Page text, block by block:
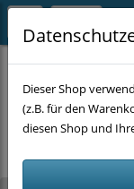
Es wurden
Dieser Shop
(z.B. für den
diesen Shop und